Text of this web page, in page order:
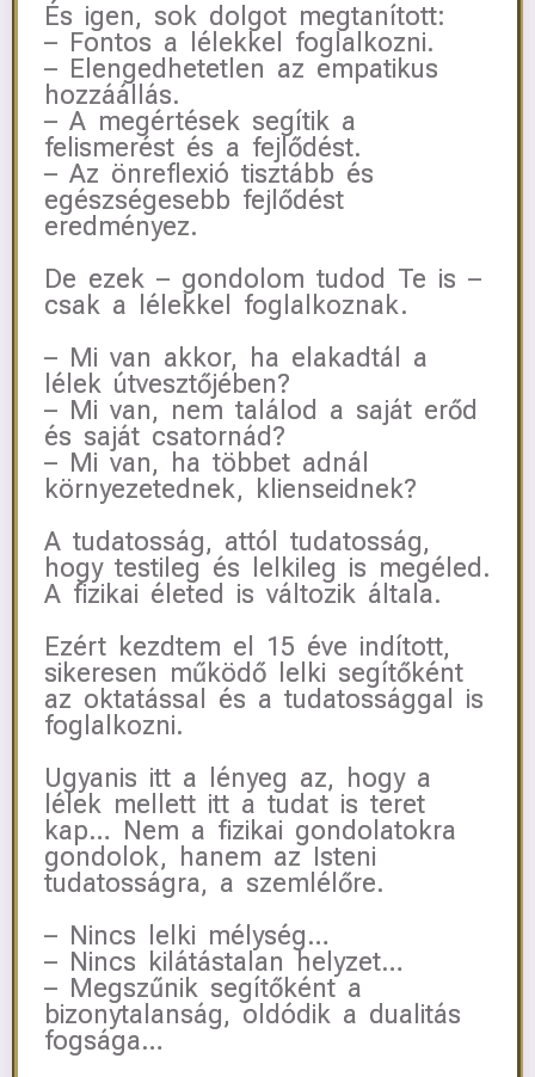
És igen, sok dolgot megtanított:
– Fontos a lélekkel foglalkozni.
– Elengedhetetlen az empatikus
hozzáállás.
– A megértések segítik a
felismerést és a fejlődést.
– Az önreflexió tisztább és
egészségesebb fejlődést
eredményez.
De ezek – gondolom tudod Te is –
csak a lélekkel foglalkoznak.
– Mi van akkor, ha elakadtál a
lélek útvesztőjében?
– Mi van, nem találod a saját erőd
és saját csatornád?
– Mi van, ha többet adnál
környezetednek, klienseidnek?
A tudatosság, attól tudatosság,
hogy testileg és lelkileg is megéled.
A fizikai életed is változik általa.
Ezért kezdtem el 15 éve indított,
sikeresen működő lelki segítőként
az oktatással és a tudatossággal is
foglalkozni.
Ugyanis itt a lényeg az, hogy a
lélek mellett itt a tudat is teret
kap… Nem a fizikai gondolatokra
gondolok, hanem az Isteni
tudatosságra, a szemlélőre.
– Nincs lelki mélység…
– Nincs kilátástalan helyzet…
– Megszűnik segítőként a
bizonytalanság, oldódik a dualitás
fogsága…